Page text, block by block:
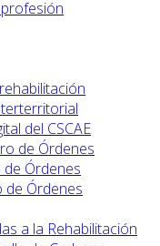
del CSCAE
de Órdenes
de Órdenes
de Órdenes
a la Rehabilitación